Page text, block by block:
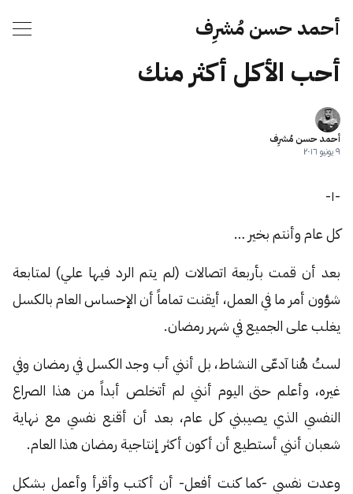
أحمد حسن مُشرِف
أحب الأكل أكثر منك
أحمد حسن مُشرِف
٩ يونيو ٢٠١٦
-١-
كل عام وأنتم بخير …
بعد أن قمت بأربعة اتصالات (لم يتم الرد فيها علي) لمتابعة
شؤون أمر ما في العمل، أيقنت تماماً أن الإحساس العام بالكسل
يغلب على الجميع في شهر رمضان.
لستُ هُنا آدعّى النشاط، بل أنني أب وجد الكسل في رمضان وفي
غيره، وأعلم حتى اليوم أنني لم أتخلص أبداً من هذا الصراع
النفسي الذي يصيبني كل عام، بعد أن أقنع نفسي مع نهاية
شعبان أنني أستطيع أن أكون أكثر إنتاجية رمضان هذا العام.
وعدت نفسي -كما كنت أفعل- أن أكتب وأقرأ وأعمل بشكل